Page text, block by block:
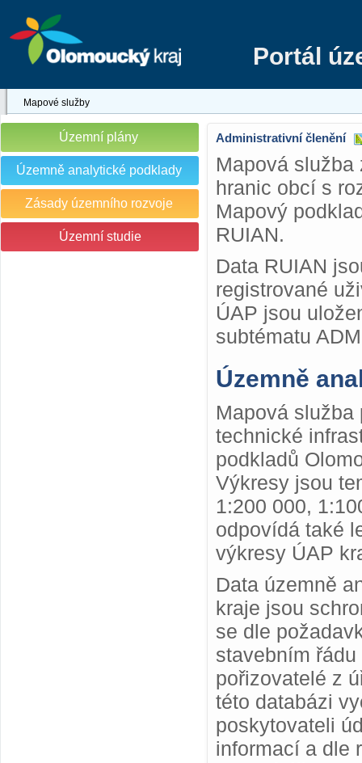
Portál
Mapové služby
Územní plány
Územně analytické podklady
Zásady územního rozvoje
Územní studie
Administrativní členění
Mapová
hranic obcí s
Mapový
RUIAN.
Data RUIAN
registrované
ÚAP jsou
subtématu
Územně
Mapová
technické
podkladů
Výkresy jsou
1:200 000,
odpovídá také
výkresy ÚAP
Data územně
kraje jsou
se dle
stavebním
pořizovatelé z
této databázi
poskytovateli
informací a dle